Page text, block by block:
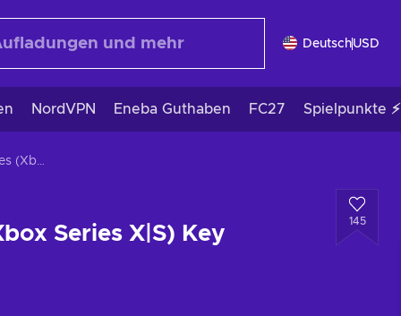
DeutschUSD
NordVPN Eneba Guthaben FC27 Spielpunkte ⚡
Skull and Bones (Xbox Series X|S) Key EUROPE
Series X|S) Key
145